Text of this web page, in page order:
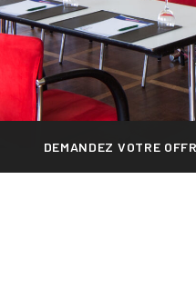
DEMANDEZ VOTRE